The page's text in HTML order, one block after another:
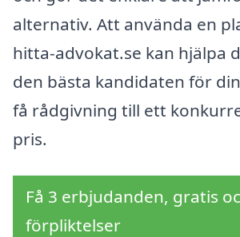
alternativ. Att använda en
hitta-advokat.se kan hjälpa
den bästa kandidaten för
få rådgivning till ett
pris.
Få 3 erbjudanden, gratis
förpliktelser